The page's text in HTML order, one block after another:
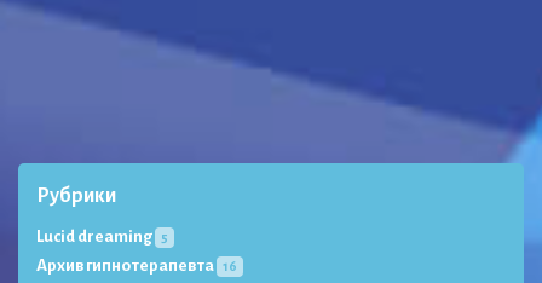
Рубрики
Lucid dreaming 5
Архив гипнотерапевта 16